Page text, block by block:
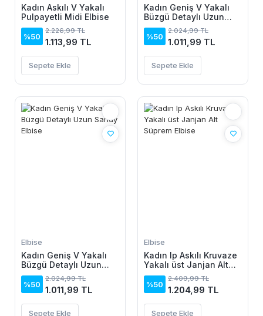
Kadın Askılı V Yakalı
Pulpayetli Midi Elbise
%50
2.226,99 TL
1.113,99 TL
Sepete Ekle
Kadın Geniş V Yakalı
Büzgü Detaylı Uzun
Sandy Elbise
%50
2.024,99 TL
1.011,99 TL
Sepete Ekle
Elbise
Kadın Geniş V Yakalı
Büzgü Detaylı Uzun
Sandy Elbise
%50
2.024,99 TL
1.011,99 TL
Sepete Ekle
Elbise
Kadın Ip Askılı Kruvaze
Yakalı üst Janjan Alt
Süprem Elbise
%50
2.409,99 TL
1.204,99 TL
Sepete Ekle